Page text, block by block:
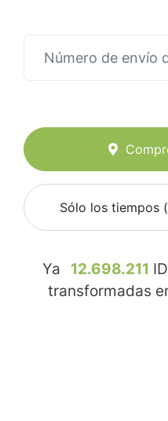
Sólo los tiempos
Ya 12.698.211
transformadas